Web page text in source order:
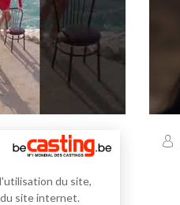
27/07/2026
du site,
site internet.